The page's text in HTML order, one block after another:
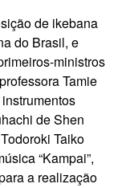
de ikebana
do Brasil, e
ministros
Tamie
de Shen
Taiko
“Kampai”,
a realização